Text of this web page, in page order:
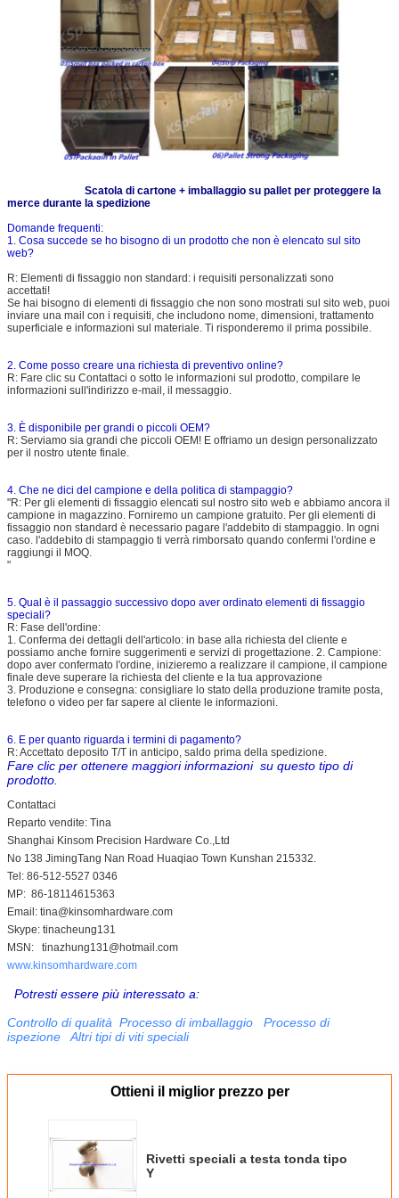
Scatola di cartone + imballaggio su pallet per proteggere la
merce durante la spedizione
Domande frequenti:
1. Cosa succede se ho bisogno di un prodotto che non è elencato sul sito
web?
R: Elementi di fissaggio non standard: i requisiti personalizzati sono
accettati!
Se hai bisogno di elementi di fissaggio che non sono mostrati sul sito web, puoi
inviare una mail con i requisiti, che includono nome, dimensioni, trattamento
superficiale e informazioni sul materiale. Ti risponderemo il prima possibile.
2. Come posso creare una richiesta di preventivo online?
R: Fare clic su Contattaci o sotto le informazioni sul prodotto, compilare le
informazioni sull'indirizzo e-mail, il messaggio.
3. È disponibile per grandi o piccoli OEM?
R: Serviamo sia grandi che piccoli OEM! E offriamo un design personalizzato
per il nostro utente finale.
4. Che ne dici del campione e della politica di stampaggio?
"R: Per gli elementi di fissaggio elencati sul nostro sito web e abbiamo ancora il
campione in magazzino. Forniremo un campione gratuito. Per gli elementi di
fissaggio non standard è necessario pagare l'addebito di stampaggio. In ogni
caso. l'addebito di stampaggio ti verrà rimborsato quando confermi l'ordine e
raggiungi il MOQ.
"
5. Qual è il passaggio successivo dopo aver ordinato elementi di fissaggio
speciali?
R: Fase dell'ordine:
1. Conferma dei dettagli dell'articolo: in base alla richiesta del cliente e
possiamo anche fornire suggerimenti e servizi di progettazione. 2. Campione:
dopo aver confermato l'ordine, inizieremo a realizzare il campione, il campione
finale deve superare la richiesta del cliente e la tua approvazione
3. Produzione e consegna: consigliare lo stato della produzione tramite posta,
telefono o video per far sapere al cliente le informazioni.
6. E per quanto riguarda i termini di pagamento?
R: Accettato deposito T/T in anticipo, saldo prima della spedizione.
Fare clic per ottenere maggiori informazioni su questo tipo di
prodotto.
Contattaci
Reparto vendite: Tina
Shanghai Kinsom Precision Hardware Co.,Ltd
No 138 JimingTang Nan Road Huaqiao Town Kunshan 215332.
Tel: 86-512-5527 0346
MP: 86-18114615363
Email: tina@kinsomhardware.com
Skype: tinacheung131
MSN: tinazhung131@hotmail.com
www.kinsomhardware.com
Potresti essere più interessato a:
Controllo di qualità Processo di imballaggio
Processo di
ispezione
Altri tipi di viti speciali
Ottieni il miglior prezzo per
Rivetti speciali a testa tonda tipo
Y